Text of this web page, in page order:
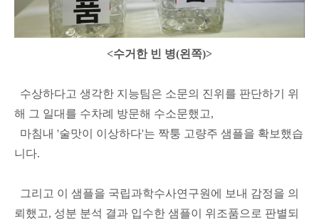
<수거한 빈 병(왼쪽)>
수상하다고 생각한 지능팀은 소문의 진위를 판단하기 위
해 그 일대를 수차례 방문해 수소문했고,
마침내 '술맛이 이상하다'는 짝퉁 고량주 샘플을 확보했습
니다.
그리고 이 샘플을 국립과학수사연구원에 보내 감정을 의
뢰했고, 성분 분석 결과 입수한 샘플이 위조품으로 판별되